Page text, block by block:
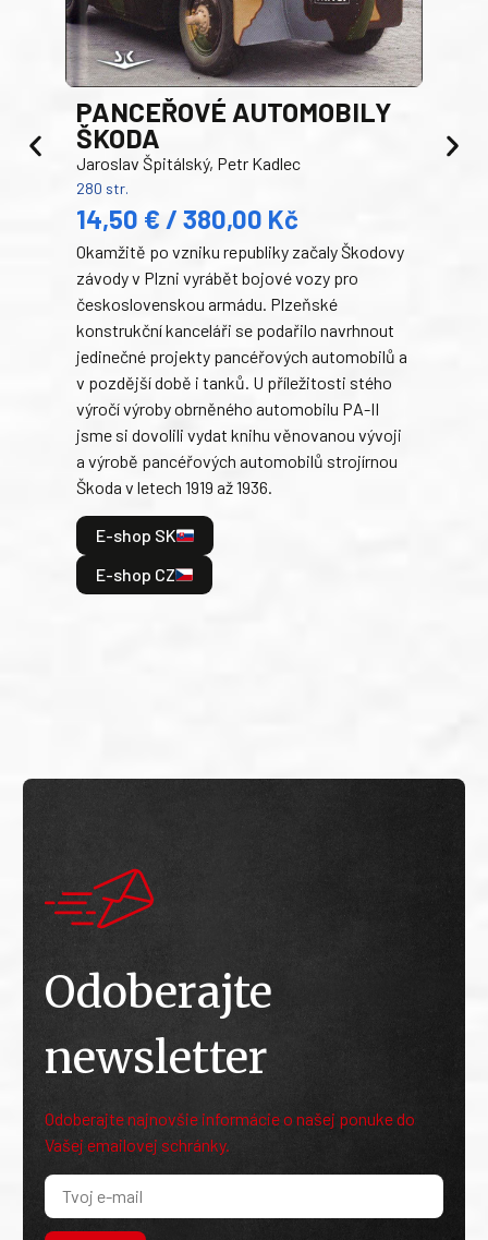
PANCEŘOVÉ AUTOMOBILY
ŠKODA
Jaroslav Špitálský, Petr Kadlec
280 str.
14,50 € / 380,00 Kč
Okamžitě po vzniku republiky začaly Škodovy
závody v Plzni vyrábět bojové vozy pro
československou armádu. Plzeňské
konstrukční kanceláři se podařilo navrhnout
jedinečné projekty pancéřových automobilů a
v pozdější době i tanků. U příležitosti stého
výročí výroby obrněného automobilu PA-II
jsme si dovolili vydat knihu věnovanou vývoji
a výrobě pancéřových automobilů strojírnou
Škoda v letech 1919 až 1936.
E-shop SK
E-shop CZ
Odoberajte
newsletter
Odoberajte najnovšie informácie o našej ponuke do
Vašej emailovej schránky.